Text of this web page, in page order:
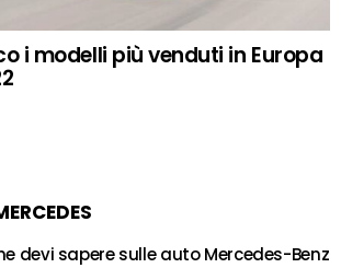
i modelli più venduti in Europa
devi sapere sulle auto Mercedes-Benz